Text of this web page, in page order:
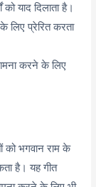
याद दिलाता है।
लिए प्रेरित करता
करने के लिए
को भगवान राम के
है। यह गीत